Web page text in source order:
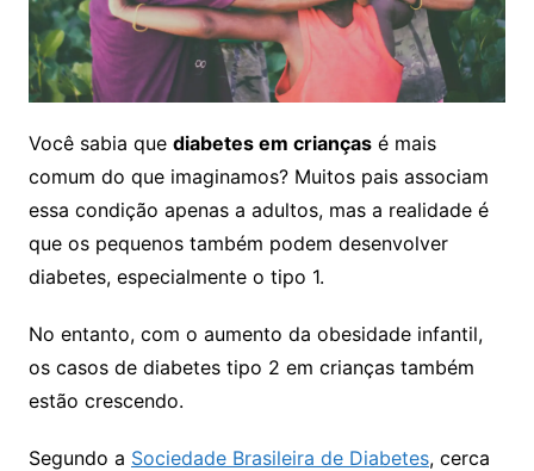
Você sabia que diabetes em criançasé mais
comum do que imaginamos? Muitos pais associam
essa condição apenas a adultos, mas a realidade é
que os pequenos também podem desenvolver
diabetes, especialmente o tipo 1.
No entanto, com o aumento da obesidade infantil,
os casos de diabetes tipo 2 em crianças também
estão crescendo.
Segundo a Sociedade Brasileira de Diabetes, cerca